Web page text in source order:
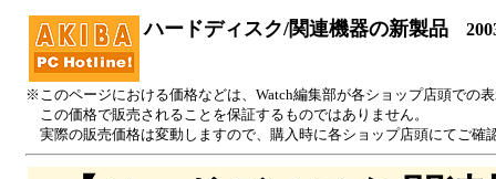
ハードディスク/関連機器の新製品
※このページにおける価格などは、Watch編集部が各ショップ店頭での
この価格で販売されることを保証するものではありません。
実際の販売価格は変動しますので、購入時に各ショップ店頭にてご確